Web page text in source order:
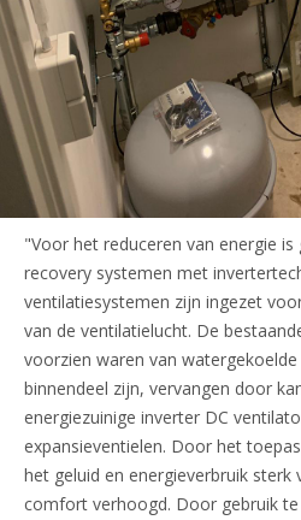
"Voor het reduceren van energie is
recovery systemen met
ventilatiesystemen zijn ingezet
van de ventilatielucht. De
voorzien waren van
binnendeel zijn, vervangen door
energiezuinige inverter DC
expansieventielen. Door het
het geluid en energieverbruik sterk
comfort verhoogd. Door gebruik